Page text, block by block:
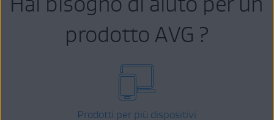
prodotto AVG ?
Prodotti per più dispositivi